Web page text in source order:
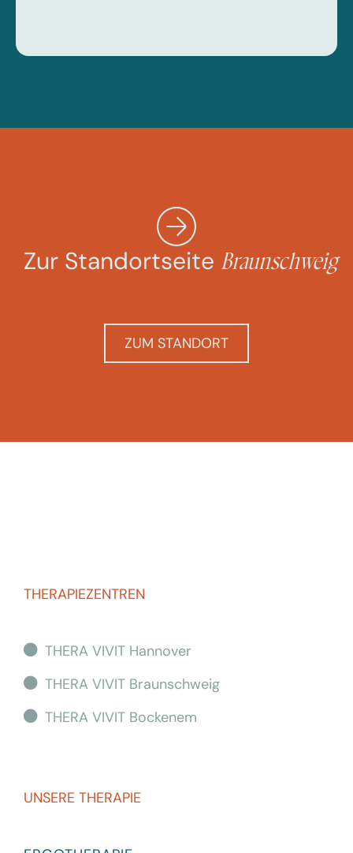
Zur Standortseite Braunschweig
ZUM STANDORT
THERAPIEZENTREN
THERA VIVIT Hannover
THERA VIVIT Braunschweig
THERA VIVIT Bockenem
UNSERE THERAPIE